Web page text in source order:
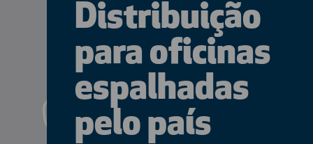
Distribuição
para oficinas
espalhadas
pelo país